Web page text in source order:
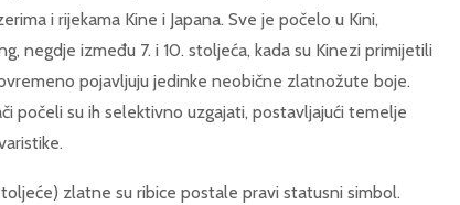
i rijekama Kine i Japana. Sve je počelo u Kini,
negdje između 7. i 10. stoljeća, kada su Kinezi primijetili
pojavljuju jedinke neobične zlatnožute boje.
počeli su ih selektivno uzgajati, postavljajući temelje
zlatne su ribice postale pravi statusni simbol.